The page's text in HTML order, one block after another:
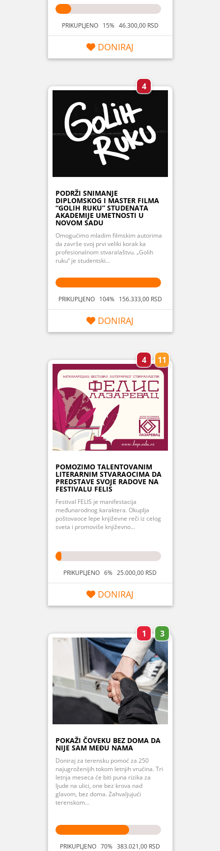
PRIKUPLJENO 15% 46.300,00 RSD
DONIRAJ
4
PODRŽI SNIMANJE
DIPLOMSKOG I MASTER FILMA
“GOLIH RUKU” STUDENATA
AKADEMIJE UMETNOSTI U
NOVOM SADU
Omogućimo mladim filmskim autorima
da završe svoj prvi veliki korak ka
profesionalnom stvaralaštvu. „Golih
ruku“ je studentski...
PRIKUPLJENO 104% 156.333,00 RSD
DONIRAJ
4 11
POMOZIMO TALENTOVANIM
LITERARNIM STVARAOCIMA DA
PREDSTAVE SVOJE RADOVE NA
FESTIVALU FELIS
Festival FELIS je manifestacija
međunarodnog karaktera. Okuplja
poštovaoce lepe književne reči iz celog
sveta i promoviše književno...
PRIKUPLJENO 6% 25.000,00 RSD
DONIRAJ
1 3
POKAŽI ČOVEKU BEZ DOMA DA
NIJE SAM MEĐU NAMA
Doniraj za terensku pomoć za 250
najugroženijih tokom letnjih vrućina. Tri
letnja meseca će biti puna rizika za
ljude na ulici, one bez krova nad
glavom, bez doma. Zahvaljujući
terenskom...
PRIKUPLJENO 70% 383.021,00 RSD